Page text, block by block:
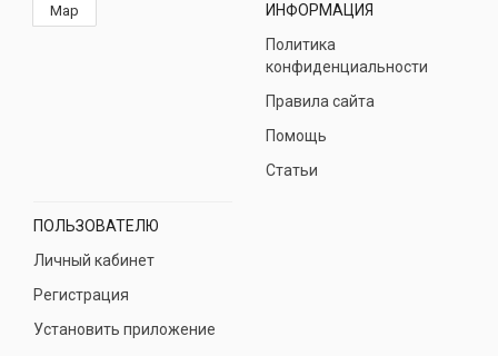
Map
ИНФОРМАЦИЯ
Политика
конфиденциальности
Правила сайта
Помощь
Статьи
ПОЛЬЗОВАТЕЛЮ
Личный кабинет
Регистрация
Установить приложение